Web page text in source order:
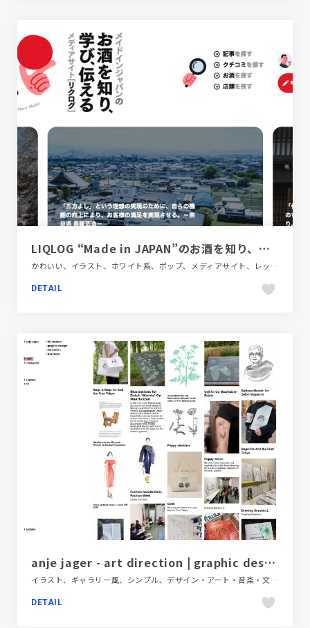
LIQLOG “Made in JAPAN”のお酒を知り、学び、伝える
かわいい、イラスト、ホワイト系、ポップ、メディアサイト、レッド系、飲料・食品
DETAIL
anje jager - art direction | graphic design | illustration
イラスト、ギャラリー風、シンプル、デザイン・アート・音楽・文芸、ホワイト系、ポートフォリオ、大きめ写真、手書き・ハンドメイド、海外サイト
DETAIL